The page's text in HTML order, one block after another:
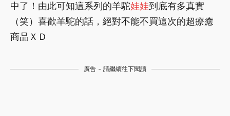
中了！由此可知這系列的羊駝娃娃到底有多真實
（笑）喜歡羊駝的話，絕對不能不買這次的超療癒
商品ＸＤ
廣告 - 請繼續往下閱讀